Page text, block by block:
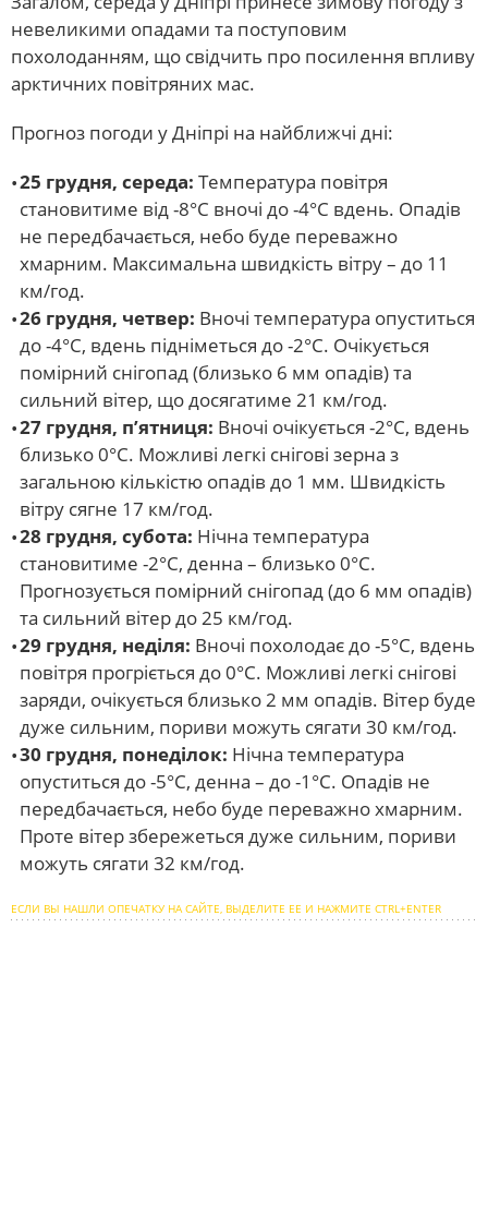
невеликими опадами та поступовим
похолоданням, що свідчить про посилення впливу
арктичних повітряних мас.
Прогноз погоди у Дніпрі на найближчі дні:
25 грудня, середа: Температура повітря
становитиме від -8°С вночі до -4°С вдень. Опадів
не передбачається, небо буде переважно
хмарним. Максимальна швидкість вітру – до 11
км/год.
26 грудня, четвер: Вночі температура опуститься
до -4°С, вдень підніметься до -2°С. Очікується
помірний снігопад (близько 6 мм опадів) та
сильний вітер, що досягатиме 21 км/год.
27 грудня, п’ятниця: Вночі очікується -2°С, вдень
близько 0°С. Можливі легкі снігові зерна з
загальною кількістю опадів до 1 мм. Швидкість
вітру сягне 17 км/год.
28 грудня, субота: Нічна температура
становитиме -2°С, денна – близько 0°С.
Прогнозується помірний снігопад (до 6 мм опадів)
та сильний вітер до 25 км/год.
29 грудня, неділя: Вночі похолодає до -5°С, вдень
повітря прогріється до 0°С. Можливі легкі снігові
заряди, очікується близько 2 мм опадів. Вітер буде
дуже сильним, пориви можуть сягати 30 км/год.
30 грудня, понеділок: Нічна температура
опуститься до -5°С, денна – до -1°С. Опадів не
передбачається, небо буде переважно хмарним.
Проте вітер збережеться дуже сильним, пориви
можуть сягати 32 км/год.
ЕСЛИ ВЫ НАШЛИ ОПЕЧАТКУ НА САЙТЕ, ВЫДЕЛИТЕ ЕЕ И НАЖМИТЕ CTRL+ENTER